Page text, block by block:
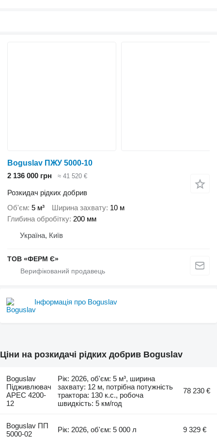
Boguslav ПЖУ 5000-10
2 136 000 грн
≈ 41 520 €
Розкидач рідких добрив
Об'єм 5 м³ Ширина захвату 10 м
Глибина обробітку 200 мм
Україна, Київ
ТОВ «ФЕРМ Є»
Інформація про Boguslav
Ціни на розкидачі рідких добрив Boguslav
Boguslav
Підживлювач
АРЕС 4200-
12
Рік: 2026, об'єм: 5 м³, ширина
захвату: 12 м, потрібна потужність
трактора: 130 к.с., робоча
швидкість: 5 км/год
78 230 €
Boguslav ПП
5000-02
Рік: 2026, об'єм: 5 000 л 9 329 €